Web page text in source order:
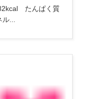
たんぱく質
...